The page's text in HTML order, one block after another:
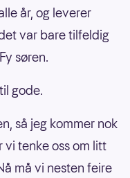
år, og leverer
var bare tilfeldig
søren.
gode.
så jeg kommer nok
vi tenke oss om litt
må vi nesten feire